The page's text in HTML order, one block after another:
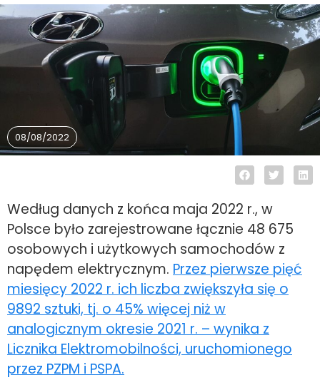
08/08/2022
Według danych z końca maja 2022 r., w
Polsce było zarejestrowane łącznie 48 675
osobowych i użytkowych samochodów z
napędem elektrycznym. Przez pierwsze pięć
miesięcy 2022 r. ich liczba zwiększyła się o
9892 sztuki, tj. o 45% więcej niż w
analogicznym okresie 2021 r. – wynika z
Licznika Elektromobilności, uruchomionego
przez PZPM i PSPA.